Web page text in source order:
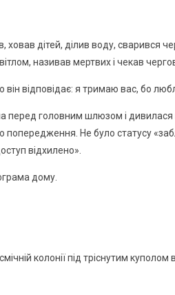
ховав дітей, ділив воду, сварився
називав мертвих і чекав
він відповідає: я тримаю вас, бо
перед головним шлюзом і дивилася
попередження. Не було статусу
відхилено».
дому.
колонії під тріснутим